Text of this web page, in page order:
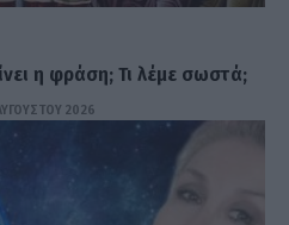
η φράση; Τι λέμε σωστά;
2026